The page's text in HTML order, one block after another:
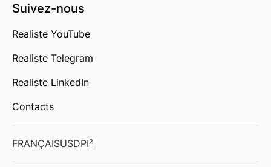
Suivez-nous
Realiste YouTube
Realiste Telegram
Realiste LinkedIn
Contacts
FRANÇAISUSDPI²